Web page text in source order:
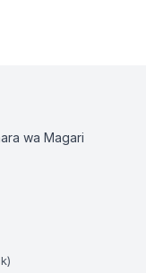
wa Magari